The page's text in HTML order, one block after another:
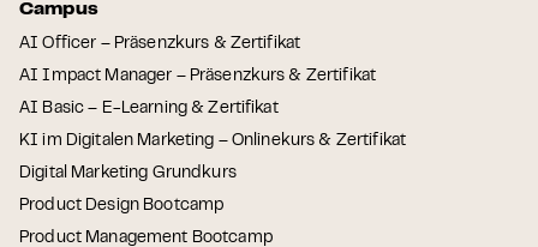
Campus
AI Officer – Präsenzkurs & Zertifikat
AI Impact Manager – Präsenzkurs & Zertifikat
AI Basic – E-Learning & Zertifikat
KI im Digitalen Marketing – Onlinekurs & Zertifikat
Digital Marketing Grundkurs
Product Design Bootcamp
Product Management Bootcamp